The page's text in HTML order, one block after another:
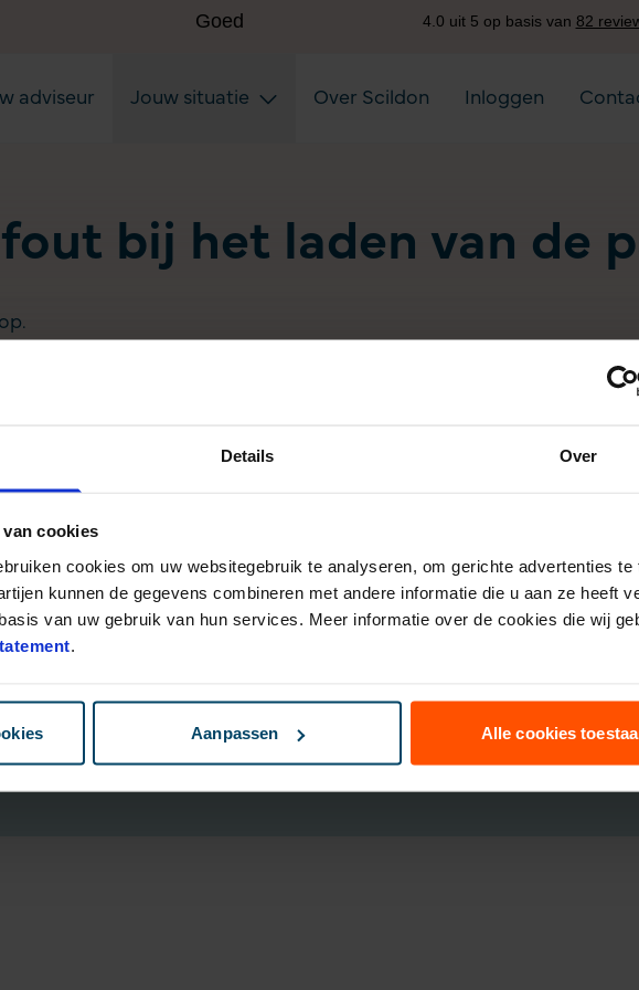
Details Over
cookies
cookies om uw websitegebruik te analyseren, om gerichte advertenties te
kunnen de gegevens combineren met andere informatie die u aan ze heeft
van uw gebruik van hun services. Meer informatie over de cookies die wij
.
Aanpassen Alle cookies
adviseur Jouw situatie Over Scildon Inloggen
bij het laden van de
Polis
Plan
Direct Ingaand Pensioen
Scildon
Je situatie